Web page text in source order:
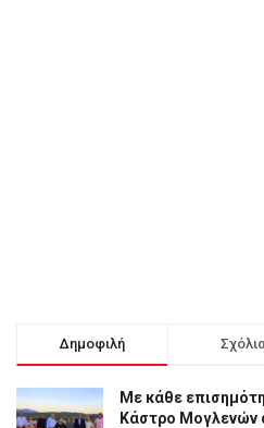
Δημοφιλή
Με κάθε
Κάστρο Μογλενών